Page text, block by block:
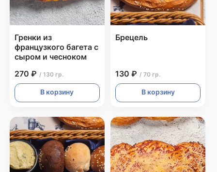
Гренки из
французкого багета с
сыром и чесноком
270 ₽ / 130 гр.
В корзину
Брецель
130 ₽ / 70 гр.
В корзину